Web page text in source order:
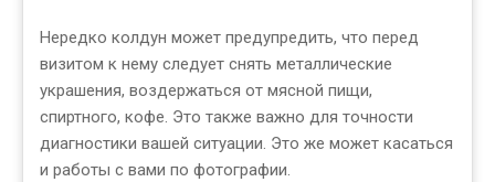
Нередко колдун может предупредить, что перед
визитом к нему следует снять металлические
украшения, воздержаться от мясной пищи,
спиртного, кофе. Это также важно для точности
диагностики вашей ситуации. Это же может касаться
и работы с вами по фотографии.